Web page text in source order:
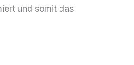
und somit das